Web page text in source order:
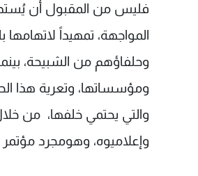
فليس من المقبول أن
المواجهة، تمهيداً
وحلفاؤهم من الشبيحة،
ومؤسساتها، وتعرية هذا
والتي يحتمي خلفها، من
وإعلاميوه، وهومجرد